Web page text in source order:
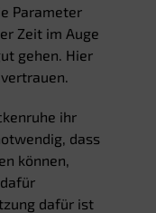
Parameter
Zeit im Auge
gehen. Hier
ihr
dass
können,
dafür ist